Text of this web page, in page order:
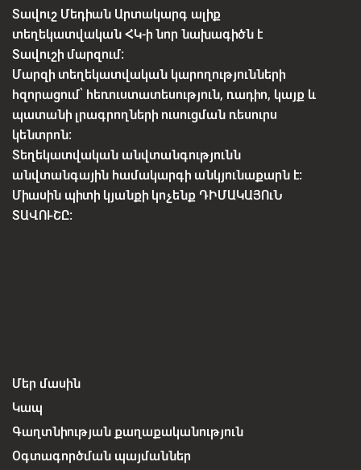
Տավուշ Մեդիան Արտակարգ ալիք
տեղեկատվական ՀԿ-ի նոր նախագիծն է
Տավուշի մարզում:
Մարզի տեղեկատվական կարողությունների
հզորացում՝ հեռուստատեսություն, ռադիո, կայք և
պատանի լրագրողների ուսուցման ռեսուրս
կենտրոն:
Տեղեկատվական անվտանգությունն
անվտանգային համակարգի անկյունաքարն է:
Միասին պիտի կյանքի կոչենք ԴԻՄԱԿԱՅՈւՆ
ՏԱՎՈՒՇԸ:
Մեր մասին
Կապ
Գաղտնիության քաղաքականություն
Օգտագործման պայմաններ